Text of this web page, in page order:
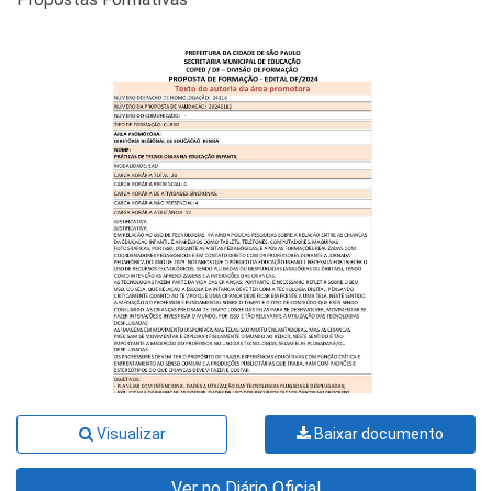
Visualizar Baixar documento